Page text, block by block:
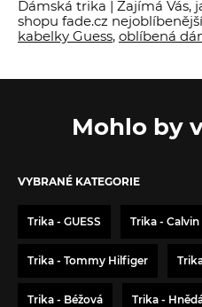
Dámská trika | Zajímá Vás,
shopu fade.cz
kabelky Guess, oblíbená
Mohlo by
VYBRANÉ KATEGORIE
Trika - GUESS Trika - Calvin
Trika - Tommy Hilfiger
Trika - Béžová Trika -